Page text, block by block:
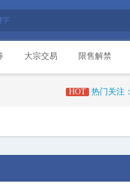
大宗交易 限售解禁
HOT 热门关注：